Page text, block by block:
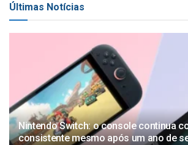
Últimas Notícias
Nintendo Switch: o console continua
consistente mesmo após um ano de